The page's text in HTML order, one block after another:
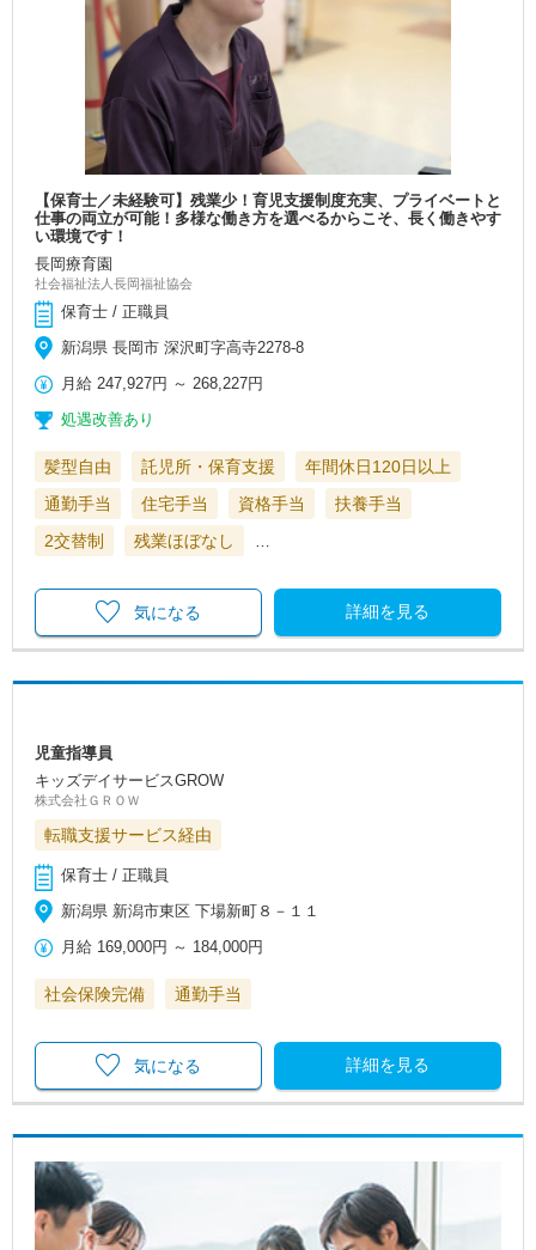
【保育士／未経験可】残業少！育児支援制度充実、プライベートと
仕事の両立が可能！多様な働き方を選べるからこそ、長く働きやす
い環境です！
長岡療育園
社会福祉法人長岡福祉協会
保育士 / 正職員
新潟県 長岡市 深沢町字高寺2278-8
月給 247,927円 ～268,227円
処遇改善あり
髪型自由 託児所・保育支援
年間休日120日以上
通勤手当
住宅手当 資格手当
扶養手当
2交替制
残業ほぼなし …
詳細を見る
気になる
児童指導員
キッズデイサービスGROW
株式会社ＧＲＯＷ
転職支援サービス経由
保育士 / 正職員
新潟県 新潟市東区 下場新町８－１１
月給 169,000円 ～ 184,000円
社会保険完備 通勤手当
詳細を見る
気になる